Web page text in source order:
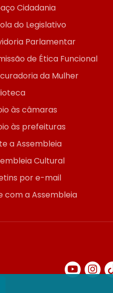
Cidadania
do Legislativo
Parlamentar
de Ética Funcional
da Mulher
às câmaras
às prefeituras
a Assembleia
Cultural
por e-mail
com a Assembleia